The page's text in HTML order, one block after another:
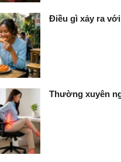
Điều gì xảy ra
Thường xuyên